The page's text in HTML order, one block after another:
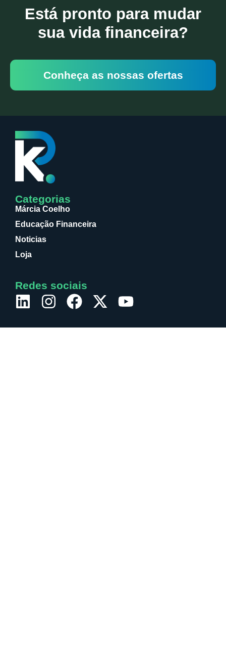
Está pronto para mudar
sua vida financeira?
Conheça as nossas ofertas
Categorias
Márcia Coelho
Educação Financeira
Noticias
Loja
Redes sociais